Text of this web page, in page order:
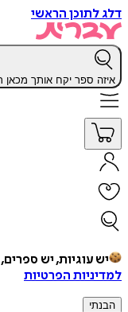
דלג לתוכן הראשי
איזה ספר יקח אותך מכאן
יש עוגיות, יש
למדיניות הפרטיות
הבנתי